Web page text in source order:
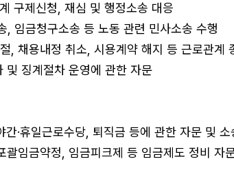
구제신청, 재심 및 행정소송 대응
, 임금청구소송 등 노동 관련 민사소송 수행
, 채용내정 취소, 시용계약 해지 등 근로관계
및 징계절차 운영에 관한 자문
간·휴일근로수당, 퇴직금 등에 관한 자문 및 소
괄임금약정, 임금피크제 등 임금제도 정비 자